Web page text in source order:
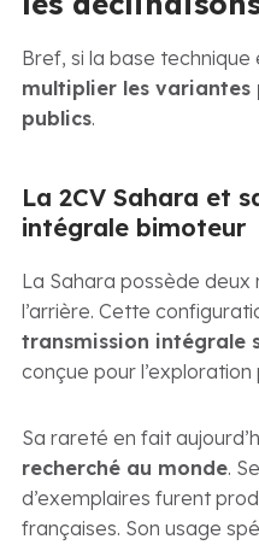
Bref, si la base technique
multiplier les variantes
publics.
La 2CV Sahara et
intégrale bimoteur
La Sahara possède deux
l’arrière. Cette
transmission intégrale
conçue pour l’exploration
Sa rareté en fait
recherché au monde.
d’exemplaires furent
françaises. Son usage